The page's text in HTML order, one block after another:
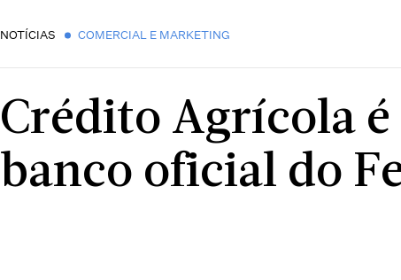
NOTÍCIAS COMERCIAL E MARKETING
Crédito Agrícola
banco oficial do